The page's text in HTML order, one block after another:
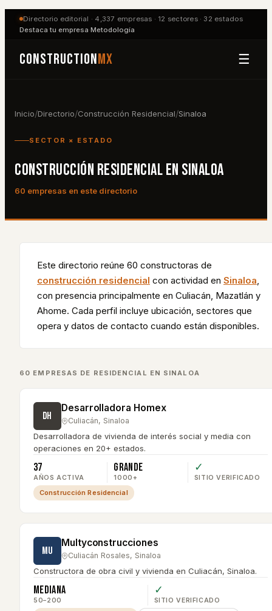
Directorio editorial · 4,337 empresas · 12 sectores · 32 estados
Destaca tu empresa·Metodología
ConstructionMX ☰
Inicio/Directorio/Construcción Residencial/Sinaloa
SECTOR × ESTADO
CONSTRUCCIÓN RESIDENCIALEN SINALOA
60 empresas en este directorio
Este directorio reúne 60 constructoras de
construcción residencial con actividad en Sinaloa,
con presencia principalmente en Culiacán, Mazatlán y
Ahome. Cada perfil incluye ubicación, sectores que
opera y datos de contacto cuando están disponibles.
60 EMPRESAS DE RESIDENCIAL EN SINALOA
DH
Desarrolladora Homex
Culiacán, Sinaloa
Desarrolladora de vivienda de interés social y media con
operaciones en 20+ estados.
37
AÑOS ACTIVA
Grande
1000+
✓
SITIO VERIFICADO
Construcción Residencial
MU
Multyconstrucciones
Culiacán Rosales, Sinaloa
Constructora de obra civil y vivienda en Culiacán, Sinaloa.
Mediana
50–200
✓
SITIO VERIFICADO